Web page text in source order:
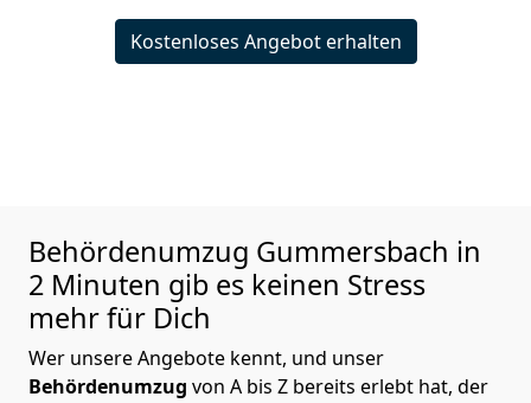
Kostenloses Angebot erhalten
Behördenumzug Gummersbach in
2 Minuten gib es keinen Stress
mehr für Dich
Wer unsere Angebote kennt, und unser
Behördenumzug von A bis Z bereits erlebt hat, der